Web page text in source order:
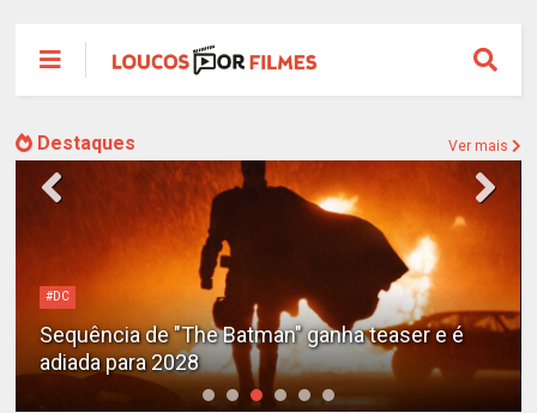
Destaques Ver mais
#DC
Sequência de "The Batman" ganha teaser e é
adiada para 2028